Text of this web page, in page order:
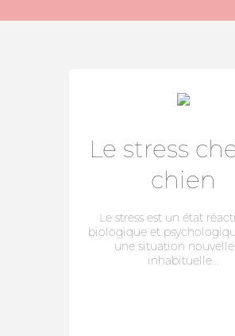
Le stress
chien
Le stress est un état
biologique et
une situation
inhabituelle...